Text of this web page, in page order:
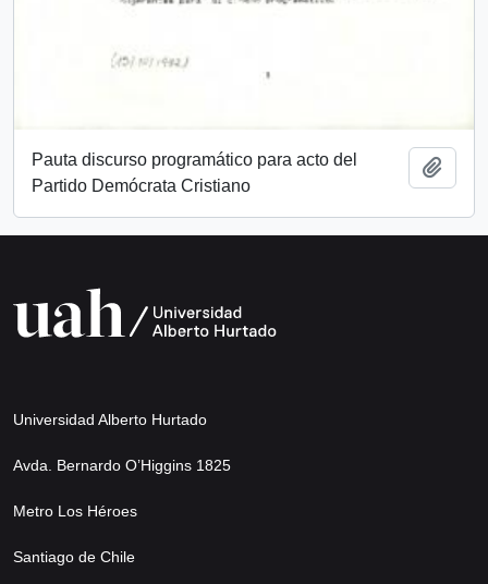
Pauta discurso programático para acto del
Partido Demócrata Cristiano
Universidad Alberto Hurtado
Avda. Bernardo O’Higgins 1825
Metro Los Héroes
Santiago de Chile